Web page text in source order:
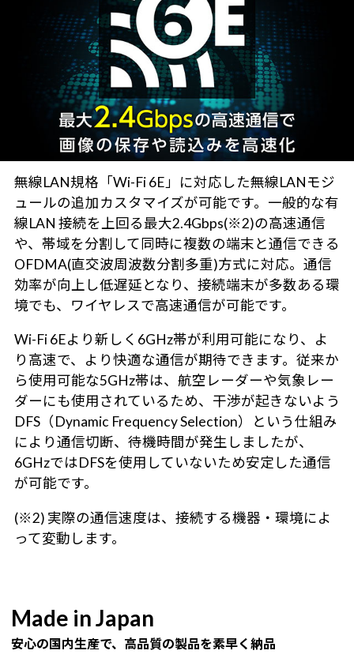
無線LAN規格「Wi-Fi 6E」に対応した無線LANモジ
ュールの追加カスタマイズが可能です。一般的な有
線LAN 接続を上回る最大2.4Gbps(※2)の高速通信
や、帯域を分割して同時に複数の端末と通信できる
OFDMA(直交波周波数分割多重)方式に対応。通信
効率が向上し低遅延となり、接続端末が多数ある環
境でも、ワイヤレスで高速通信が可能です。
Wi-Fi 6Eより新しく6GHz帯が利用可能になり、よ
り高速で、より快適な通信が期待できます。従来か
ら使用可能な5GHz帯は、航空レーダーや気象レー
ダーにも使用されているため、干渉が起きないよう
DFS（Dynamic Frequency Selection）という仕組み
により通信切断、待機時間が発生しましたが、
6GHzではDFSを使用していないため安定した通信
が可能です。
(※2) 実際の通信速度は、接続する機器・環境によ
って変動します。
Made in Japan
安心の国内生産で、高品質の製品を素早く納品